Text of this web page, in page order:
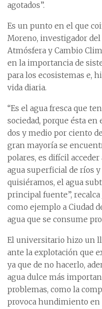
agotados”.
Es un punto en el que
Moreno, investigador
Atmósfera y Cambio
en la importancia de
para los ecosistemas e,
vida diaria.
“Es el agua fresca que
sociedad, porque ésta
dos y medio por ciento
gran mayoría se
polares, es difícil acceder
agua superficial de ríos
quisiéramos, el agua
principal fuente”,
como ejemplo a Ciudad
agua que se consume
El universitario hizo un
ante la explotación que
ya que de no hacerlo,
agua dulce más
problemas, como la
provoca hundimiento en